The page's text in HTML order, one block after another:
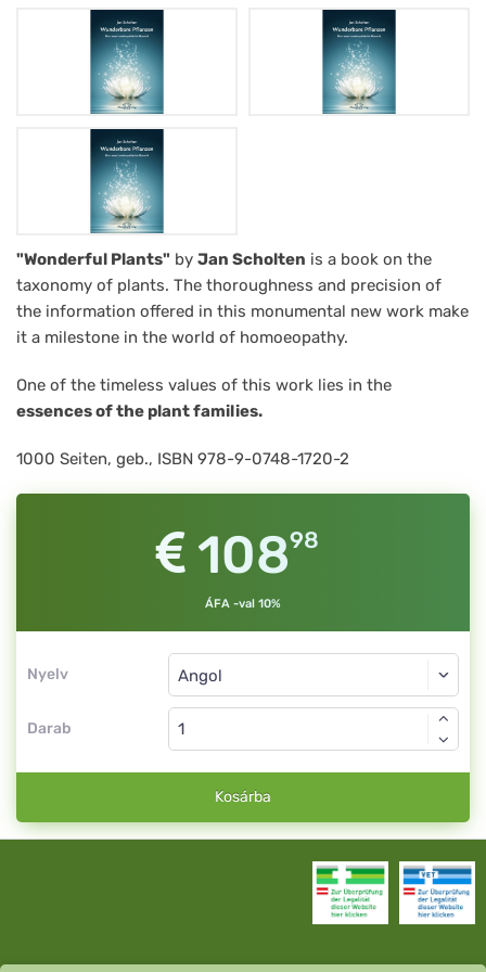
Wonderful
Plants
"Wonderful Plants" by Jan Scholten is a book on the
taxonomy of plants. The thoroughness and precision of
the information offered in this monumental new work make
it a milestone in the world of homoeopathy.
One of the timeless values of this work lies in the
essences of the plant families.
1000 Seiten, geb., ISBN 978-9-0748-1720-2
10898
ÁFA -val 10%
Nyelv
Darab
Kosárba